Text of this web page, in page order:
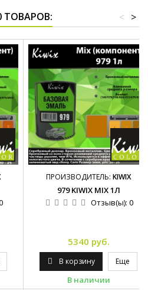
ТОВАРОВ: >
<
ПРОИЗВОДИТЕЛЬ: KIWIX
979 KIWIX MIX 1Л
Отзыв(ы): 0
5340 руб.
В корзину Еще
В наличии